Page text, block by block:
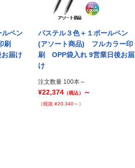
ルペン
刷
届け
パステル３色＋１ボールペン
(アソート商品) フルカラー印
刷 OPP袋入れ 9営業日後お届
け
注文数量 100本～
¥22,374 （税込） ～
（税抜 ¥20,340～）